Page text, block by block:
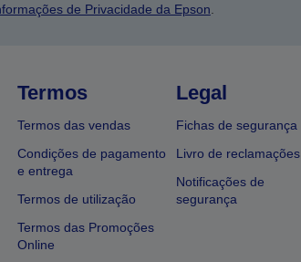
de Privacidade da Epson
Termos
Termos das vendas
Condições de pagamento
e entrega
Termos de utilização
Termos das Promoções
Online
Legal
Fichas de segurança
Livro de reclamações
Notificações de
segurança